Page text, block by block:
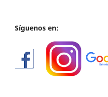
Síguenos en: